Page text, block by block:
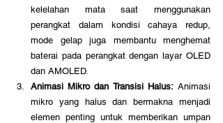
kelelahan mata saat menggunakan
perangkat dalam kondisi cahaya redup,
mode gelap juga membantu menghemat
baterai pada perangkat dengan layar OLED
dan AMOLED.
Animasi Mikro dan Transisi Halus: Animasi
mikro yang halus dan bermakna menjadi
elemen penting untuk memberikan umpan